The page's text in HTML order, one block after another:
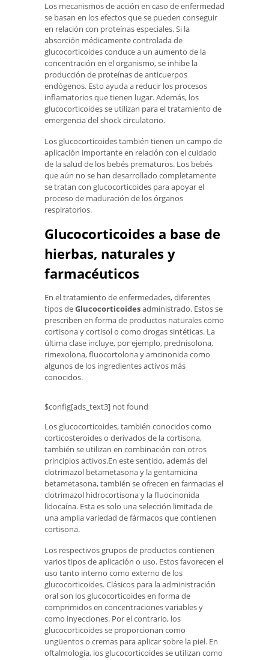
Los mecanismos de acción en caso de enfermedad
se basan en los efectos que se pueden conseguir
en relación con proteínas especiales. Si la
absorción médicamente controlada de
glucocorticoides conduce a un aumento de la
concentración en el organismo, se inhibe la
producción de proteínas de anticuerpos
endógenos. Esto ayuda a reducir los procesos
inflamatorios que tienen lugar. Además, los
glucocorticoides se utilizan para el tratamiento de
emergencia del shock circulatorio.
Los glucocorticoides también tienen un campo de
aplicación importante en relación con el cuidado
de la salud de los bebés prematuros. Los bebés
que aún no se han desarrollado completamente
se tratan con glucocorticoides para apoyar el
proceso de maduración de los órganos
respiratorios.
Glucocorticoides a base de
hierbas, naturales y
farmacéuticos
En el tratamiento de enfermedades, diferentes
tipos deGlucocorticoidesadministrado. Estos se
prescriben en forma de productos naturales como
cortisona y cortisol o como drogas sintéticas. La
última clase incluye, por ejemplo, prednisolona, ​​
rimexolona, ​​fluocortolona y amcinonida como
algunos de los ingredientes activos más
conocidos.
$config[ads_text3] not found
Los glucocorticoides, también conocidos como
corticosteroides o derivados de la cortisona,
también se utilizan en combinación con otros
principios activos.En este sentido, además del
clotrimazol betametasona y la gentamicina
betametasona, también se ofrecen en farmacias el
clotrimazol hidrocortisona y la fluocinonida
lidocaína. Esta es solo una selección limitada de
una amplia variedad de fármacos que contienen
cortisona.
Los respectivos grupos de productos contienen
varios tipos de aplicación o uso. Estos favorecen el
uso tanto interno como externo de los
glucocorticoides. Clásicos para la administración
oral son los glucocorticoides en forma de
comprimidos en concentraciones variables y
como inyecciones. Por el contrario, los
glucocorticoides se proporcionan como
ungüentos o cremas para aplicar sobre la piel. En
oftalmología, los glucocorticoides se utilizan como